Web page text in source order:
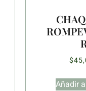
R
$
Añadir